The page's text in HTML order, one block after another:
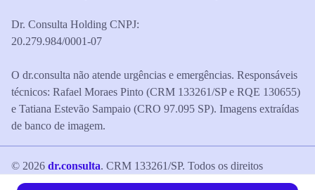
Dr. Consulta Holding CNPJ:
20.279.984/0001-07
O dr.consulta não atende urgências e emergências. Responsáveis
técnicos: Rafael Moraes Pinto (CRM 133261/SP e RQE 130655)
e Tatiana Estevão Sampaio (CRO 97.095 SP). Imagens extraídas
de banco de imagem.
© 2026 dr.consulta. CRM 133261/SP. Todos os direitos
reservados.